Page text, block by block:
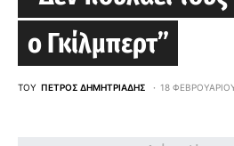
ο Γκίλμπερτ”
ΤΟΥ ΠΈΤΡΟΣ ΔΗΜΗΤΡΙΆΔΗΣ 18